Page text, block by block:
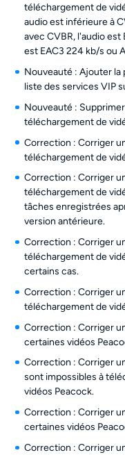
téléchargement de
audio est inférieure à
avec CVBR, l'audio est
est EAC3 224 kb/s ou
Nouveauté : Ajouter la
liste des services VIP
Nouveauté :
téléchargement de
Correction : Corriger
téléchargement de
Correction : Corriger
téléchargement de
tâches enregistrées
version antérieure.
Correction : Corriger
téléchargement de
certains cas.
Correction : Corriger
téléchargement de
Correction : Corriger
certaines vidéos
Correction : Corriger
sont impossibles à
vidéos Peacock.
Correction : Corriger
certaines vidéos
Correction : Corriger